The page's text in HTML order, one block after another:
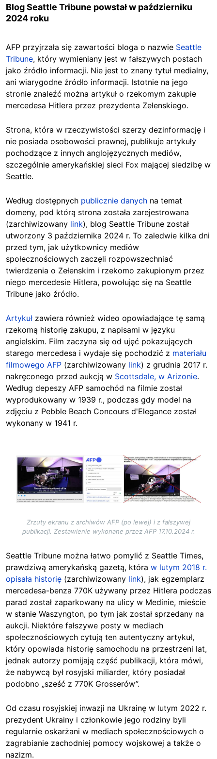
Blog Seattle Tribune powstał w październiku
2024 roku
AFP przyjrzała się zawartości bloga o nazwie Seattle
Tribune, który wymieniany jest w fałszywych postach
jako źródło informacji. Nie jest to znany tytuł medialny,
ani wiarygodne źródło informacji. Istotnie na jego
stronie znaleźć można artykuł o rzekomym zakupie
mercedesa Hitlera przez prezydenta Zełenskiego.
Strona, która w rzeczywistości szerzy dezinformację i
nie posiada osobowości prawnej, publikuje artykuły
pochodzące z innych anglojęzycznych mediów,
szczególnie amerykańskiej sieci Fox mającej siedzibę w
Seattle.
Według dostępnych publicznie danych na temat
domeny, pod którą strona została zarejestrowana
(zarchiwizowany link), blog Seattle Tribune został
utworzony 3 października 2024 r. To zaledwie kilka dni
przed tym, jak użytkownicy mediów
społecznościowych zaczęli rozpowszechniać
twierdzenia o Zełenskim i rzekomo zakupionym przez
niego mercedesie Hitlera, powołując się na Seattle
Tribune jako źródło.
Artykuł zawiera również wideo opowiadające tę samą
rzekomą historię zakupu, z napisami w języku
angielskim. Film zaczyna się od ujęć pokazujących
starego mercedesa i wydaje się pochodzić z materiału
filmowego AFP (zarchiwizowany link) z grudnia 2017 r.
nakręconego przed aukcją w Scottsdale, w Arizonie.
Według depeszy AFP samochód na filmie został
wyprodukowany w 1939 r., podczas gdy model na
zdjęciu z Pebble Beach Concours d'Elegance został
wykonany w 1941 r.
Image
Zrzuty ekranu z archiwów AFP (po lewej) i z fałszywej
publikacji. Zestawienie wykonane przez AFP 17.10.2024 r.
Seattle Tribune można łatwo pomylić z Seattle Times,
prawdziwą amerykańską gazetą, która w lutym 2018 r.
opisała historię (zarchiwizowany link), jak egzemplarz
mercedesa-benza 770K używany przez Hitlera podczas
parad został zaparkowany na ulicy w Medinie, mieście
w stanie Waszyngton, po tym jak został sprzedany na
aukcji. Niektóre fałszywe posty w mediach
społecznościowych cytują ten autentyczny artykuł,
który opowiada historię samochodu na przestrzeni lat,
jednak autorzy pomijają część publikacji, która mówi,
że nabywcą był rosyjski miliarder, który posiadał
podobno „sześć z 770K Grosserów”.
Od czasu rosyjskiej inwazji na Ukrainę w lutym 2022 r.
prezydent Ukrainy i członkowie jego rodziny byli
regularnie oskarżani w mediach społecznościowych o
zagrabianie zachodniej pomocy wojskowej a także o
nazizm.